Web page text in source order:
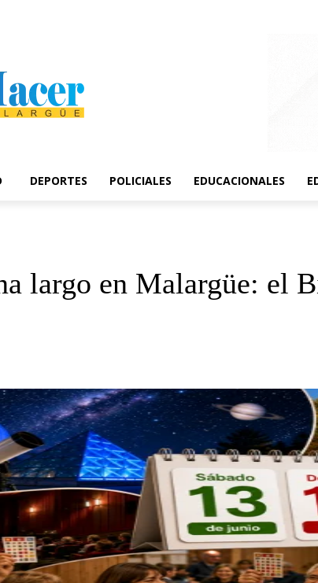
DEPORTES POLICIALES EDUCACIONALES
largo en Malargüe: el